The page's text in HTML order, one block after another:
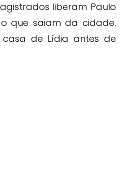
liberam Paulo
que saiam da cidade.
casa de Lídia antes de